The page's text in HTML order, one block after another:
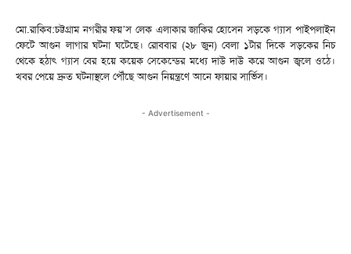
মো.রাকিব:চট্টগ্রাম নগরীর ফয়’স লেক এলাকার জাকির হোসেন সড়কে গ্যাস পাইপলাইন
ফেটে আগুন লাগার ঘটনা ঘটেছে। রোববার (২৮ জুন) বেলা ১টার দিকে সড়কের নিচ
থেকে হঠাৎ গ্যাস বের হয়ে কয়েক সেকেন্ডের মধ্যে দাউ দাউ করে আগুন জ্বলে ওঠে।
খবর পেয়ে দ্রুত ঘটনাস্থলে পৌঁছে আগুন নিয়ন্ত্রণে আনে ফায়ার সার্ভিস।
- Advertisement -